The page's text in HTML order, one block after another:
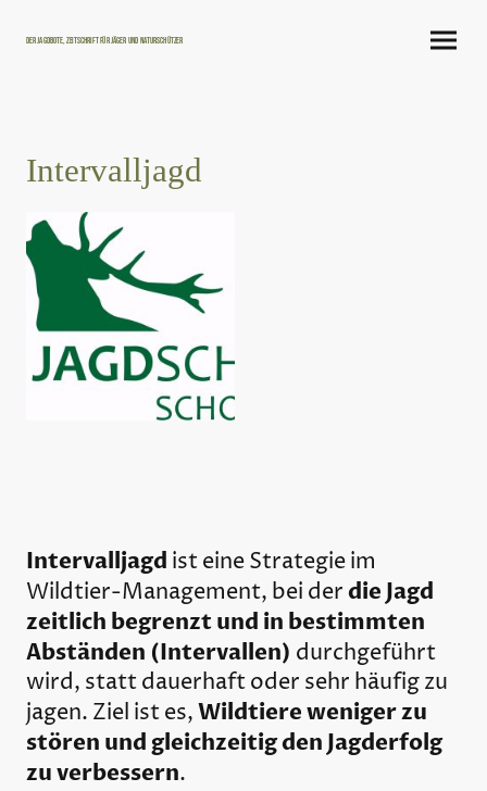
Der Jagdbote, Zeitschrift für Jäger und Naturschützer
Intervalljagd
Intervalljagd ist eine Strategie im
Wildtier-Management, bei derdie Jagd
zeitlich begrenzt und in bestimmten
Abständen (Intervallen) durchgeführt
wird, statt dauerhaft oder sehr häufig zu
jagen. Ziel ist es,Wildtiere weniger zu
stören und gleichzeitig den Jagderfolg
zu verbessern.